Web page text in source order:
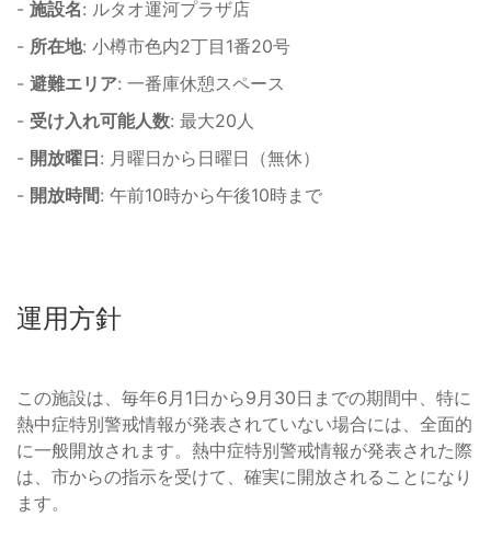
- 施設名: ルタオ運河プラザ店
- 所在地: 小樽市色内2丁目1番20号
- 避難エリア: 一番庫休憩スペース
- 受け入れ可能人数: 最大20人
- 開放曜日: 月曜日から日曜日（無休）
- 開放時間: 午前10時から午後10時まで
運用方針
この施設は、毎年6月1日から9月30日までの期間中、特に
熱中症特別警戒情報が発表されていない場合には、全面的
に一般開放されます。熱中症特別警戒情報が発表された際
は、市からの指示を受けて、確実に開放されることになり
ます。